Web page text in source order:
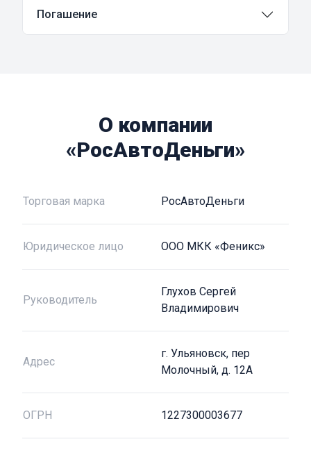
Погашение
О компании
«РосАвтоДеньги»
Торговая марка РосАвтоДеньги
Юридическое лицо ООО МКК «Феникс»
Руководитель
Глухов Сергей
Владимирович
Адрес
г. Ульяновск, пер
Молочный, д. 12А
ОГРН 1227300003677